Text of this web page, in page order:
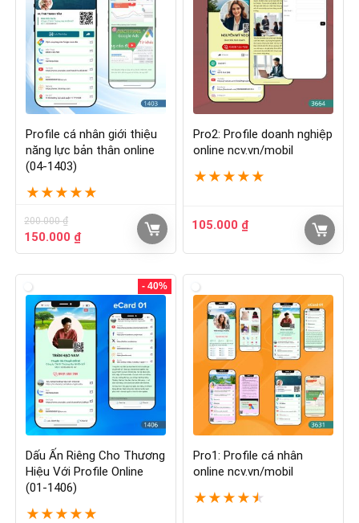
Profile cá nhân giới thiệu
năng lực bản thân online
(04-1403)
★ ★ ★ ★ ★
200.000₫
150.000 ₫
Pro2: Profile doanh nghiệp
online ncv.vn/mobil
★ ★ ★ ★ ★
105.000 ₫
- 40%
Dấu Ấn Riêng Cho Thương
Hiệu Với Profile Online
(01-1406)
★ ★ ★ ★ ★
Pro1: Profile cá nhân
online ncv.vn/mobil
★ ★ ★ ★ ★